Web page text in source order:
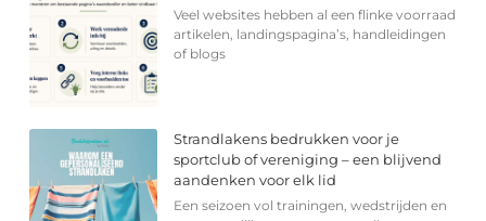
Veel websites hebben al een flinke voorraad
artikelen, landingspagina’s, handleidingen
of blogs
Strandlakens bedrukken voor je
sportclub of vereniging – een blijvend
aandenken voor elk lid
Een seizoen vol trainingen, wedstrijden en